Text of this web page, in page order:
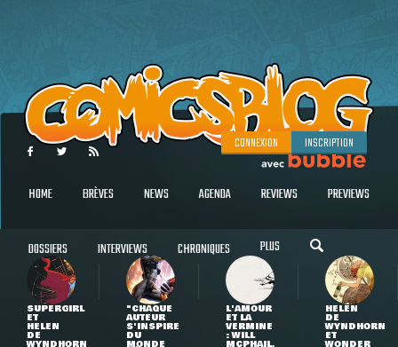
CONNEXION INSCRIPTION
HOME BRÈVES NEWS AGENDA REVIEWS PREVIEWS
DOSSIERS INTERVIEWS CHRONIQUES PLUS
SUPERGIRL
ET
HELEN
DE
WYNDHORN
"CHAQUE
AUTEUR
S'INSPIRE
DU
MONDE
L'AMOUR
ET LA
VERMINE
: WILL
MCPHAIL,
HELEN
DE
WYNDHORN
ET
WONDER